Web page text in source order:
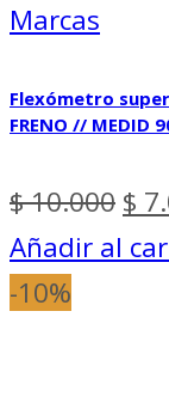
Marcas
Flexómetro
FRENO // MEDID
$10.000 El
$
Añadir al
-10%